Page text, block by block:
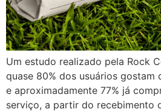
Um estudo realizado pela Rock
quase 80% dos usuários gostam
e aproximadamente 77% já
serviço, a partir do recebimento